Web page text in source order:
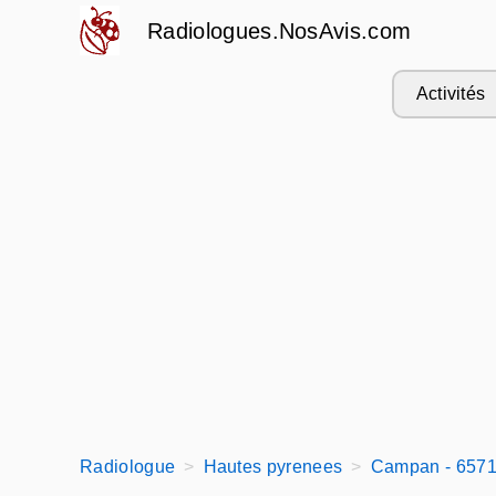
Radiologues.NosAvis.com
Activités
Radiologue Hautes pyrenees Campan -